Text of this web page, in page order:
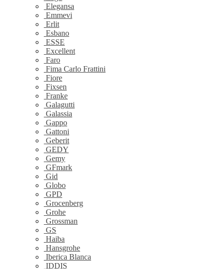
Elegansa
Emmevi
Erlit
Esbano
ESSE
Excellent
Faro
Fima Carlo Frattini
Fiore
Fixsen
Franke
Galagutti
Galassia
Gappo
Gattoni
Geberit
GEDY
Gemy
GFmark
Gid
Globo
GPD
Grocenberg
Grohe
Grossman
GS
Haiba
Hansgrohe
Iberica Blanca
IDDIS